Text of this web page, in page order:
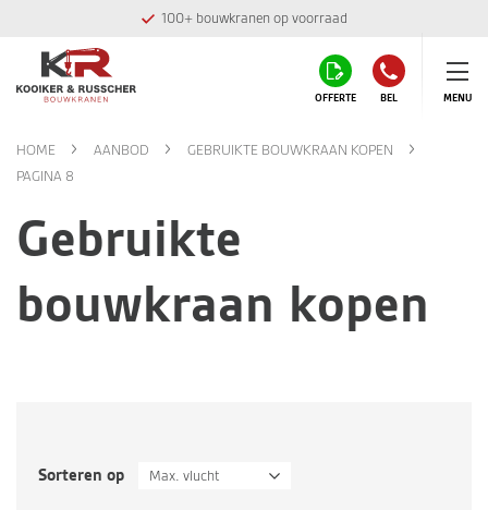
Montage team in eigen huis
OFFERTE BEL MENU
HOME AANBOD
GEBRUIKTE BOUWKRAAN KOPEN
PAGINA 8
Gebruikte
bouwkraan kopen
Sorteren op Max. vlucht